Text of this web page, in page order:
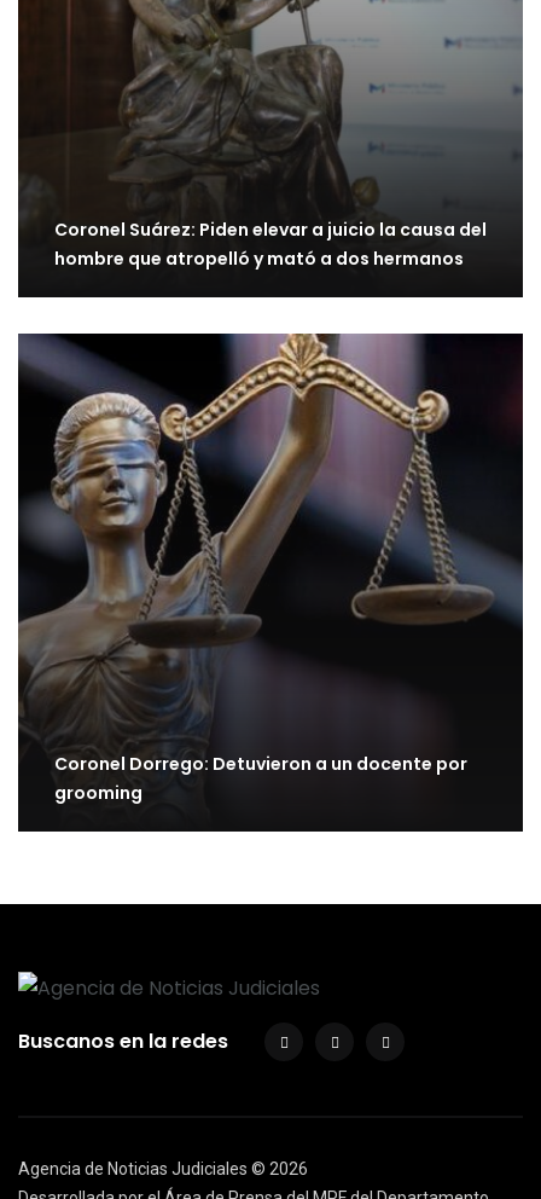
Coronel Suárez: Piden elevar a juicio la causa del
hombre que atropelló y mató a dos hermanos
Coronel Dorrego: Detuvieron a un docente por
grooming
Buscanos en la redes
Agencia de Noticias Judiciales © 2026